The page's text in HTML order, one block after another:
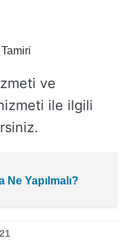
ve
ile ilgili
Yapılmalı?